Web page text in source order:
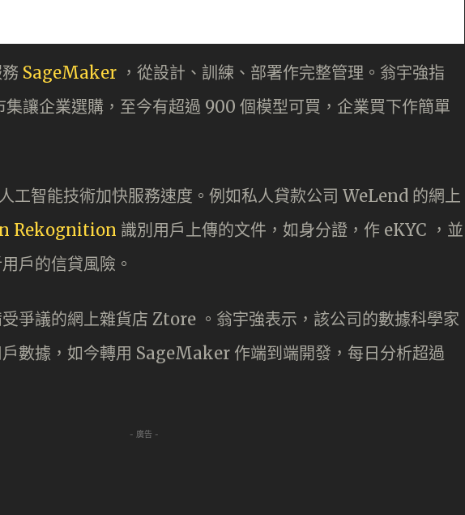
SageMaker ，從設計、訓練、部署作完整管理。翁宇強指
讓企業選購，至今有超過 900 個模型可買，企業買下作簡單
工智能技術加快服務速度。例如私人貸款公司 WeLend 的網上
Rekognition 識別用戶上傳的文件，如身分證，作 eKYC ，並
戶的信貸風險。
爭議的網上雜貨店 Ztore 。翁宇強表示，該公司的數據科學家
數據，如今轉用 SageMaker 作端到端開發，每日分析超過
- 廣告 -